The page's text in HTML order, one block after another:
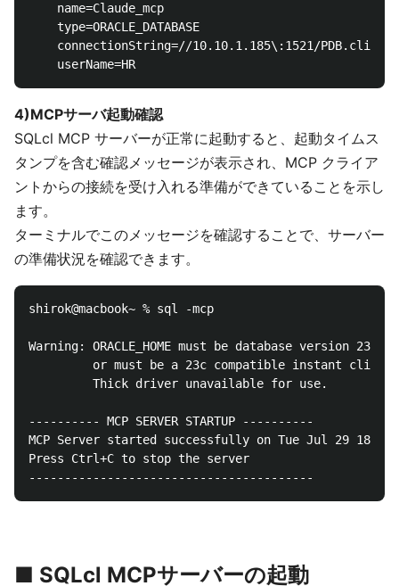
    name=Claude_mcp
    type=ORACLE_DATABASE
connectionString=//10.10.1.185\:1521/
4)MCPサーバ起動確認
SQLcl MCP サーバーが正常に起動すると、起動タイムス
タンプを含む確認メッセージが表示され、MCP クライア
ントからの接続を受け入れる準備ができていることを示し
ます。
ターミナルでこのメッセージを確認することで、サーバー
の準備状況を確認できます。
shirok@macbook~ % sql -mcp
Warning: ORACLE_HOME must be database version 23
         or must be a 23c compatible instant client
         Thick driver unavailable for use.
---------- MCP SERVER STARTUP ----------
MCP Server started successfully on Tue Jul 29
Press Ctrl+C to stop the server
■ SQLcl MCPサーバーの起動